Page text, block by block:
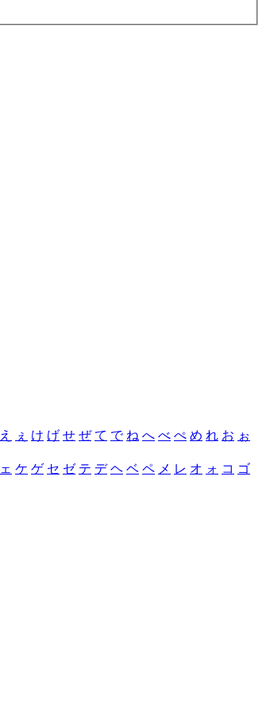
え ぇ け げ せ ぜ て で ね へ べ ぺ め れ お ぉ
ェ ケ ゲ セ ゼ テ デ ヘ ベ ペ メ レ オ ォ コ ゴ